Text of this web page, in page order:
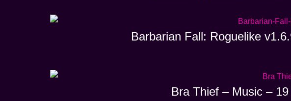
Barbarian Fall: Roguelike
Bra Thief – Music –